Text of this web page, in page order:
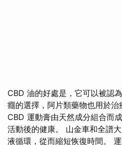
CBD 油的好處是，它可以被認
癮的選擇，阿片類藥物也用於
CBD 運動膏由天然成分組合而
活動後的健康。 山金車和全譜
液循環，從而縮短恢復時間。